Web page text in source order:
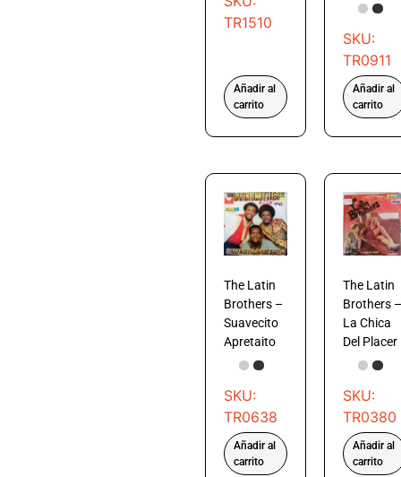
TR1510
Añadir al
carrito
SKU:
TR0911
Añadir al
carrito
The Latin
Brothers –
Suavecito
Apretaito
SKU:
TR0638
Añadir al
carrito
The Latin
Brothers –
La Chica
Del Placer
SKU:
TR0380
Añadir al
carrito